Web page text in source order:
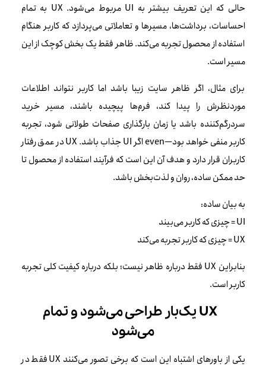
حالی که این تعریف بیشتر به UI مربوط می‌شود. UX به تمام
احساسات، برداشت‌ها، مسیرها و تعاملاتی می‌پردازد که کاربر هنگام
استفاده از محصول تجربه می‌کند. ظاهر فقط یک بخش کوچک از این
مسیر است.
برای مثال، اگر ظاهر سایت زیبا باشد اما کاربر نتواند اطلاعات
موردنظرش را پیدا کند، فرم‌ها پیچیده باشند، مسیر خرید
سردرگم‌کننده باشد یا زمان بارگذاری صفحات طولانی شود، تجربه
کاربر منفی خواهد بود—even اگر UI جذاب باشد. UX در عمق رفتار
کاربران قرار دارد و هدف آن این است که فرآیند استفاده از محصول تا
حد ممکن ساده، روان و لذت‌بخش باشد.
به بیان ساده:
UI = چیزی که کاربر می‌بیند
UX = چیزی که کاربر تجربه می‌کند
بنابراین UX فقط درباره ظاهر نیست؛ بلکه درباره کیفیت کلی تجربه
کاربر است.
UX یک‌بار طراحی می‌شود و تمام
می‌شود
یکی از باورهای اشتباه این است که برخی تصور می‌کنند UX فقط در